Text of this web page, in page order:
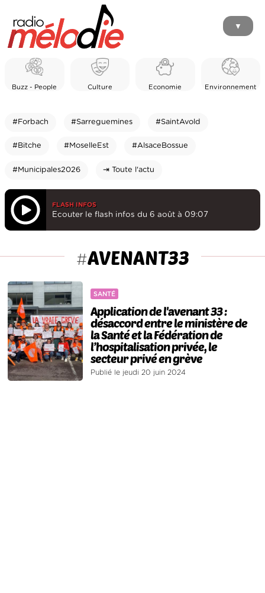
▼
Buzz - People Culture Economie Environnement
#Forbach #Sarreguemines #SaintAvold
#Bitche #MoselleEst #AlsaceBossue
#Municipales2026 ⇥ Toute l'actu
FLASH INFOS
Ecouter le flash infos du 6 août à 09:07
#AVENANT33
SANTÉ
Application de l'avenant 33 :
désaccord entre le ministère de
la Santé et la Fédération de
l’hospitalisation privée, le
secteur privé en grève
Publié le jeudi 20 juin 2024